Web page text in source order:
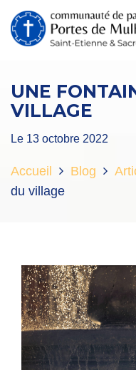
UNE
VILLAGE
Le 13 octobre 2022
Accueil Blog
du village